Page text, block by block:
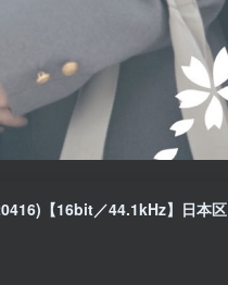
【16bit／44.1kHz】日本区